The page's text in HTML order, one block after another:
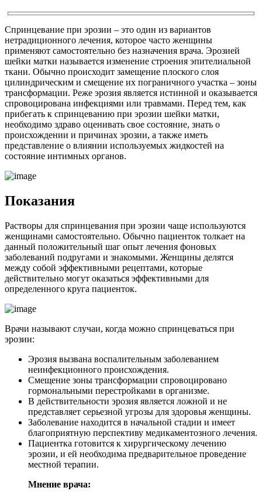
Спринцевание при эрозии – это один из вариантов
нетрадиционного лечения, которое часто женщины
применяют самостоятельно без назначения врача. Эрозией
шейки матки называется изменение строения эпителиальной
ткани. Обычно происходит замещение плоского слоя
цилиндрическим и смещение их пограничного участка – зоны
трансформации. Реже эрозия является истинной и оказывается
спровоцирована инфекциями или травмами. Перед тем, как
прибегать к спринцеванию при эрозии шейки матки,
необходимо здраво оценивать свое состояние, знать о
происхождении и причинах эрозии, а также иметь
представление о влиянии используемых жидкостей на
состояние интимных органов.
Показания
Растворы для спринцевания при эрозии чаще используются
женщинами самостоятельно. Обычно пациенток толкает на
данный положительный шаг опыт лечения фоновых
заболеваний подругами и знакомыми. Женщины делятся
между собой эффективными рецептами, которые
действительно могут оказаться эффективными для
определенного круга пациенток.
Врачи называют случаи, когда можно спринцеваться при
эрозии:
Эрозия вызвана воспалительным заболеванием
неинфекционного происхождения.
Смещение зоны трансформации спровоцировано
гормональными перестройками в организме.
В действительности эрозия является ложной и не
представляет серьезной угрозы для здоровья женщины.
Заболевание находится в начальной стадии и имеет
благоприятную перспективу медикаментозного лечения.
Пациентка готовится к хирургическому лечению
эрозии, и ей необходима предварительное проведение
местной терапии.
Мнение врача: